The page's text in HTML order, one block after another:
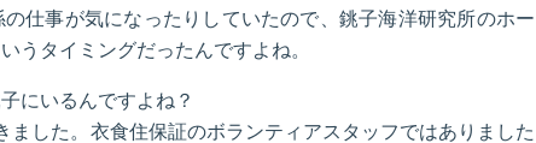
仕事が気になったりしていたので、銚子海洋研究所のホー
うタイミングだったんですよね。
にいるんですよね？
ました。衣食住保証のボランティアスタッフではありました